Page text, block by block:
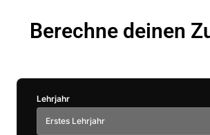
Berechne deinen
Lehrjahr
Erstes Lehrjahr